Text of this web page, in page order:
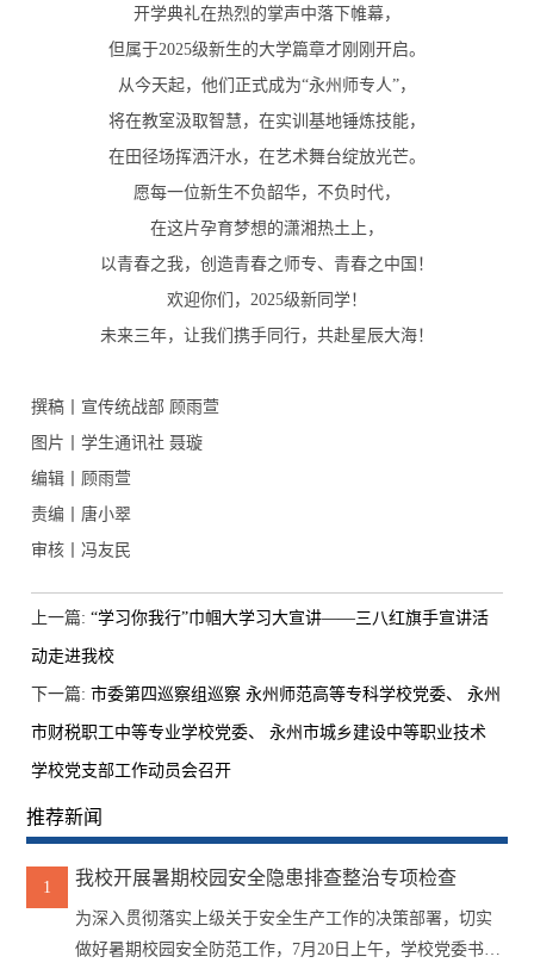
开学典礼在热烈的掌声中落下帷幕，
但属于2025级新生的大学篇章才刚刚开启。
从今天起，他们正式成为“永州师专人”，
将在教室汲取智慧，在实训基地锤炼技能，
在田径场挥洒汗水，在艺术舞台绽放光芒。
愿每一位新生不负韶华，不负时代，
在这片孕育梦想的潇湘热土上，
以青春之我，创造青春之师专、青春之中国！
欢迎你们，2025级新同学！
未来三年，让我们携手同行，共赴星辰大海！
撰稿丨宣传统战部 顾雨萱
图片丨学生通讯社 聂璇
编辑丨顾雨萱
责编丨唐小翠
审核丨冯友民
上一篇: “学习你我行”巾帼大学习大宣讲——三八红旗手宣讲活
动走进我校
下一篇: 市委第四巡察组巡察 永州师范高等专科学校党委、 永州
市财税职工中等专业学校党委、 永州市城乡建设中等职业技术
学校党支部工作动员会召开
推荐新闻
1 我校开展暑期校园安全隐患排查整治专项检查
为深入贯彻落实上级关于安全生产工作的决策部署，切实
做好暑期校园安全防范工作，7月20日上午，学校党委书记